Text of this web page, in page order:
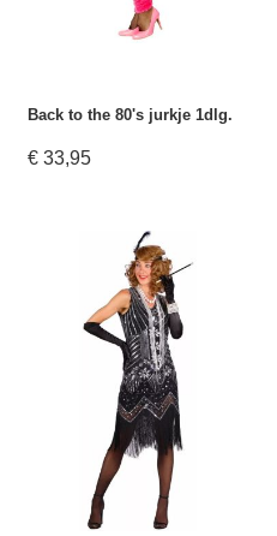
Back to the 80's jurkje 1dlg.
€ 33,95